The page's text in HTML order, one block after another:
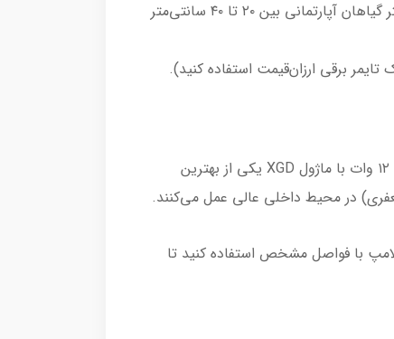
فاصله از گیاه: به دلیل توان ۱۲ وات، شدت نور این لامپ‌ها در فواصل زیاد به سرعت افت می‌کند. فاصله بهینه برای اکثر گیاهان آپارتمانی بین ۲۰ تا ۴۰ سانتی‌متر
اگر شما یک علاقه‌مند به گیاهان آپارتمانی هستید که فضای محدودی دارید (مثلاً چند گلدان روی میز کار یا قفسه)، لامپ ۱۲ وات با ماژول XGD یکی از بهترین
در محیط داخلی عالی عمل می‌کنند.
با فواصل مشخص استفاده کنید تا